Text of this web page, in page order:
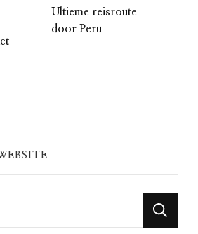
Ultieme reisroute
door Peru